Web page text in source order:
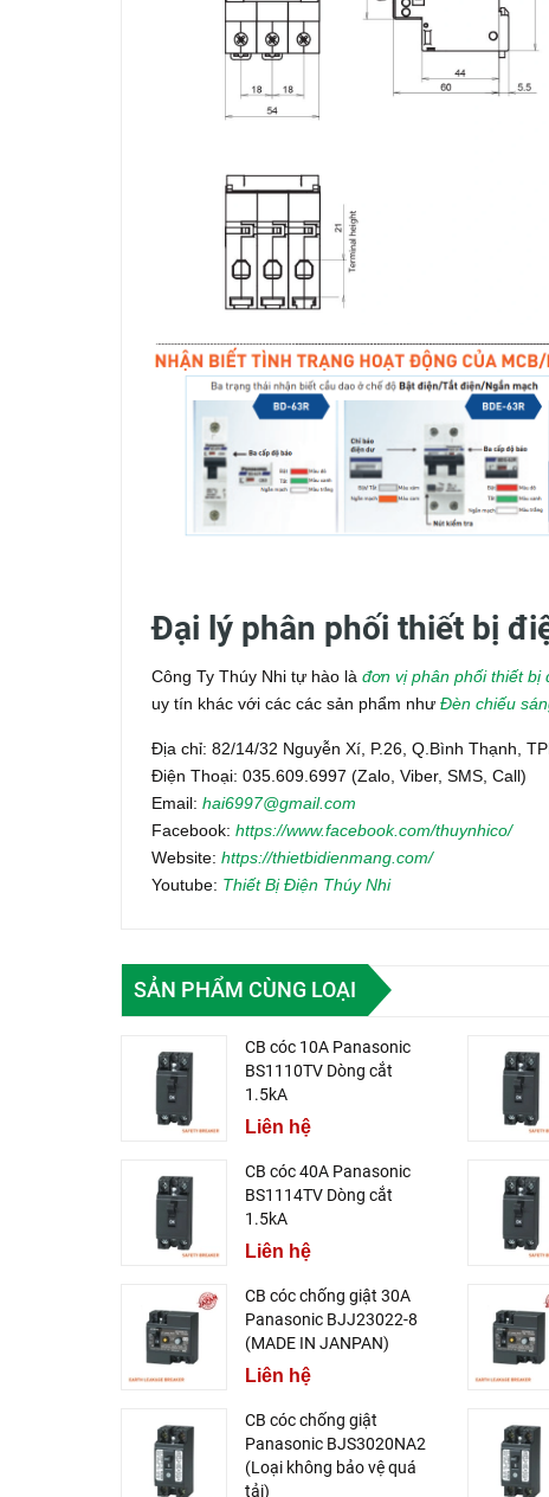
Đại lý phân phối thiết bị
Công Ty Thúy Nhi tự hào là đơn vị phân phối thiết bị
uy tín khác với các các sản phẩm như Đèn chiếu
Địa chỉ: 82/14/32 Nguyễn Xí, P.26, Q.Bình Thạnh,
Điện Thoại: 035.609.6997 (Zalo, Viber, SMS, Call)
Email: hai6997@gmail.com
Facebook: https://www.facebook.com/thuynhico/
Website: https://thietbidienmang.com/
Youtube: Thiết Bị Điện Thúy Nhi
SẢN PHẨM CÙNG LOẠI
CB cóc 10A Panasonic
BS1110TV Dòng cắt
1.5kA
Liên hệ
CB cóc 40A Panasonic
BS1114TV Dòng cắt
1.5kA
Liên hệ
CB cóc chống giật 30A
Panasonic BJJ23022-8
(MADE IN JANPAN)
Liên hệ
CB cóc chống giật
Panasonic BJS3020NA2
(Loại không bảo vệ quá
tải)